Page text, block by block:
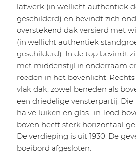
latwerk (in wellicht authentiek
geschilderd) en bevindt zich
overstekend dak versierd met
(in wellicht authentiek
geschilderd). In de top bevindt
met middenstijl in onderraam
roeden in het bovenlicht.
vlak dak, zowel beneden als
een driedelige vensterpartij.
halve luiken en glas- in-Iood
boven heeft sterk horizontaal
De verdieping is uit 1930. De
boeibord afgesloten.